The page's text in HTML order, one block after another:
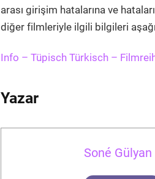
arası girişim hatalarına ve
diğer filmleriyle ilgili bilgileri
Info – Tüpisch Türkisch –
Yazar
Soné Gülyan